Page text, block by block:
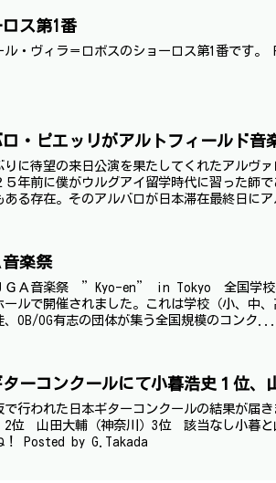
ロス第1番
ル・ヴィラ＝ロボスのショーロス第1番です
ロ・ピエッリがアルトフィールド音
りに待望の来日公演を果たしてくれたアルヴ
５年前に僕がウルグアイ留学時代に習った師
ある存在。そのアルバロが日本滞在最終日に
音楽祭
ＧＡ音楽祭 ”Kyo-en” in Tokyo 全国学校
ールで開催されました。これは学校（小、中
、OB/OG有志の団体が集う全国規模のコンク...
ターコンクールにて小暮浩史１位、
で行われた日本ギターコンクールの結果が届
2位 山田大輔（神奈川）3位 該当なし小暮と
！ Posted by G.Takada